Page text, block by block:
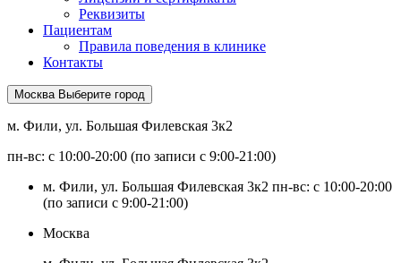
Реквизиты
Пациентам
Правила поведения в клинике
Контакты
Москва Выберите город
м. Фили, ул. Большая Филевская 3к2
пн-вс: с 10:00-20:00 (по записи с 9:00-21:00)
м. Фили, ул. Большая Филевская 3к2 пн-вс: с 10:00-20:00
(по записи с 9:00-21:00)
Москва